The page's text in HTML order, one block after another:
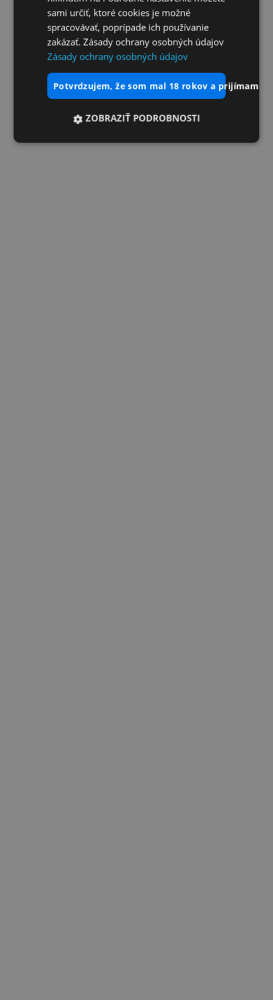
sami určiť, ktoré cookies je možné
spracovávať, poprípade ich používanie
zakázať. Zásady ochrany osobných údajov
Zásady ochrany osobných údajov
potvrdzujem, že som mal 18 rokov a prijímam
ZOBRAZIŤ PODROBNOSTI